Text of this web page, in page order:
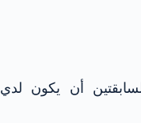
أن يكون لدي